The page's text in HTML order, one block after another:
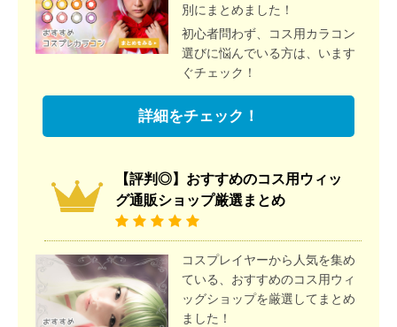
別にまとめました！
初心者問わず、コス用カラコン
選びに悩んでいる方は、います
ぐチェック！
詳細をチェック！
【評判◎】おすすめのコス用ウィッ
グ通販ショップ厳選まとめ
コスプレイヤーから人気を集め
ている、おすすめのコス用ウィ
ッグショップを厳選してまとめ
ました！